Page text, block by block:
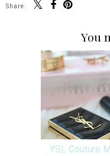
Share:
You
YSL Couture